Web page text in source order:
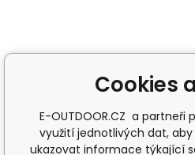
Cookies
E-OUTDOOR.CZ a partneři
využití jednotlivých dat,
ukazovat informace týkající